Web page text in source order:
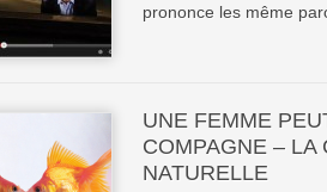
prononce les même
UNE FEMME
COMPAGNE – LA
NATURELLE